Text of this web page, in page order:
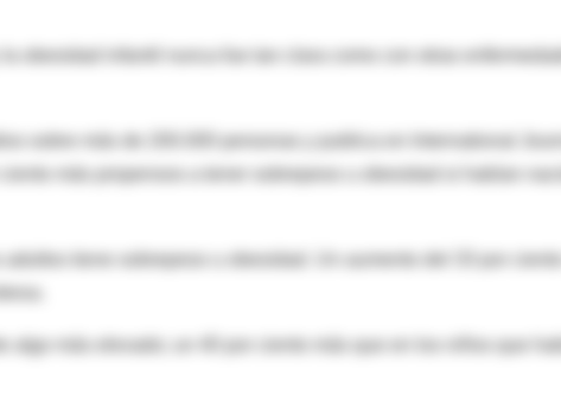
sobre más de 200.000 personas y publica en International
algo más elevado; un 40 por ciento más que en los niños que